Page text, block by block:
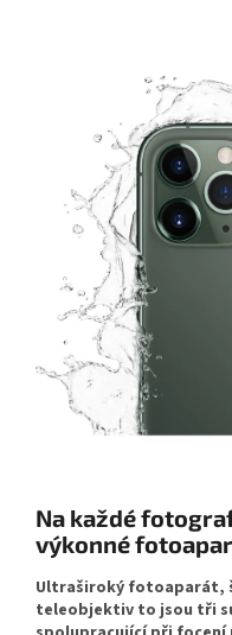
Na každé
výkonné
Ultraširoký fotoaparát,
teleobjektiv to jsou tři